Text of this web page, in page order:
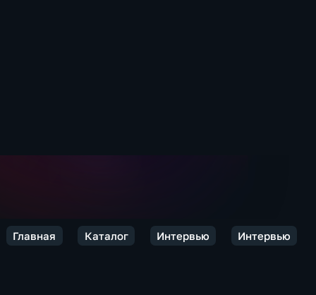
Главная Каталог Интервью Интервью